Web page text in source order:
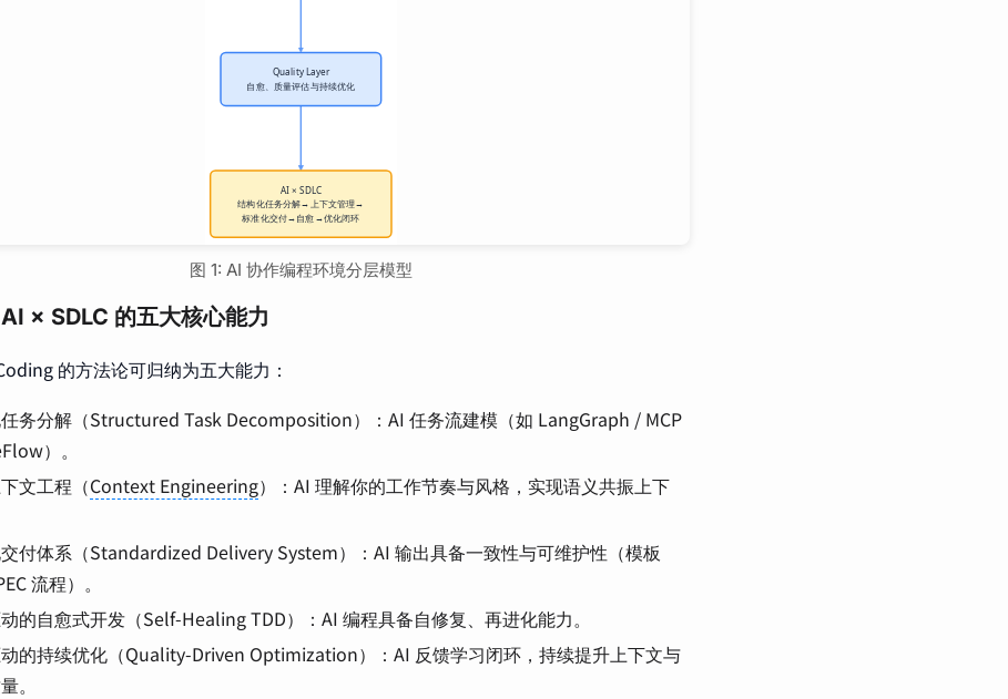
图 1: AI 协作编程环境分层模型
× SDLC 的五大核心能力
的方法论可归纳为五大能力：
务分解（Structured Task Decomposition）：AI 任务流建模（如 LangGraph / MCP
）。
文工程（Context Engineering）：AI 理解你的工作节奏与风格，实现语义共振上下
付体系（Standardized Delivery System）：AI 输出具备一致性与可维护性（模板
流程）。
的自愈式开发（Self-Healing TDD）：AI 编程具备自修复、再进化能力。
的持续优化（Quality-Driven Optimization）：AI 反馈学习闭环，持续提升上下文与
。